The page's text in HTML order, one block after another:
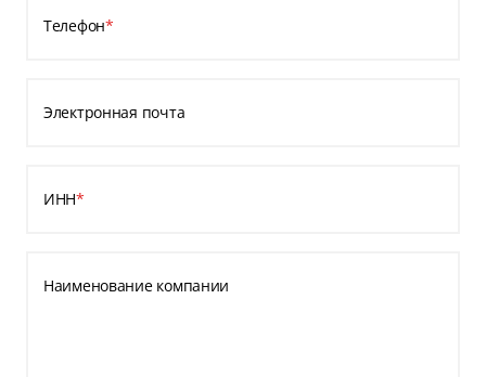
Телефон*
Электронная почта
ИНН*
Наименование компании